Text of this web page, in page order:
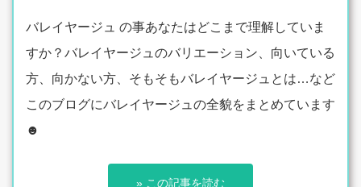
バレイヤージュ の事あなたはどこまで理解していま
すか？バレイヤージュのバリエーション、向いている
方、向かない方、そもそもバレイヤージュとは…など
このブログにバレイヤージュの全貌をまとめています
☻
» この記事を読む